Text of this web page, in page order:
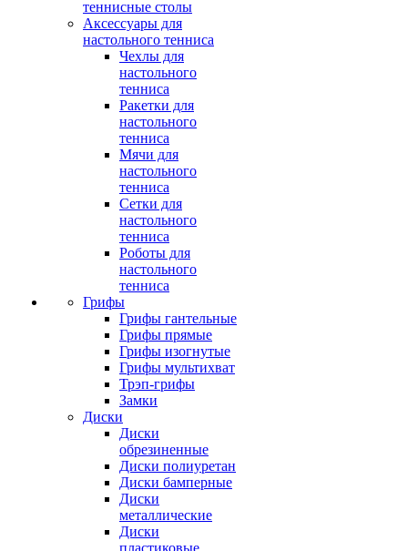
теннисные столы
Аксессуары для
настольного тенниса
Чехлы для
настольного
тенниса
Ракетки для
настольного
тенниса
Мячи для
настольного
тенниса
Сетки для
настольного
тенниса
Роботы для
настольного
тенниса
Грифы
Грифы гантельные
Грифы прямые
Грифы изогнутые
Грифы мультихват
Трэп-грифы
Замки
Диски
Диски
обрезиненные
Диски полиуретан
Диски бамперные
Диски
металлические
Диски
пластиковые